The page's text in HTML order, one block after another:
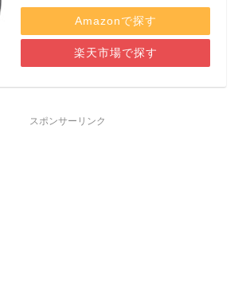
Amazonで探す
楽天市場で探す
スポンサーリンク